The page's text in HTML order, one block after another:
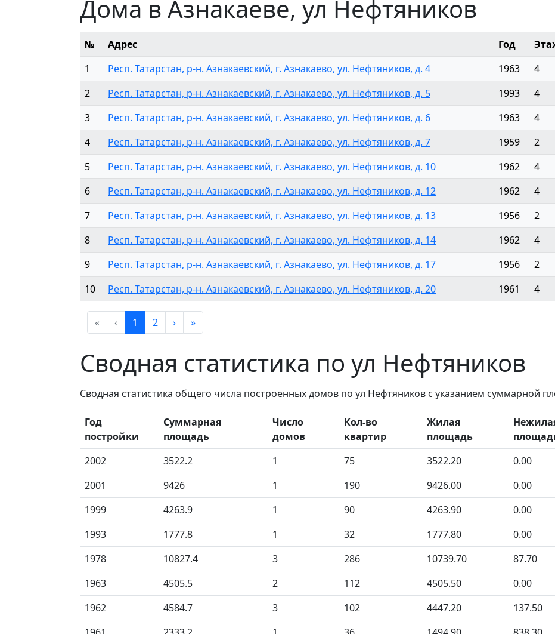
Дома в Азнакаеве, ул Нефтяников
№ Адрес Год
1
Респ. Татарстан, р-н. Азнакаевский, г. Азнакаево, ул. Нефтяников, д. 4 1963 4
2
Респ. Татарстан, р-н. Азнакаевский, г. Азнакаево, ул. Нефтяников, д. 5 1993 4
3
Респ. Татарстан, р-н. Азнакаевский, г. Азнакаево, ул. Нефтяников, д. 6 1963 4
4
Респ. Татарстан, р-н. Азнакаевский, г. Азнакаево, ул. Нефтяников, д. 7 1959 2
5
Респ. Татарстан, р-н. Азнакаевский, г. Азнакаево, ул. Нефтяников, д. 10 1962 4
6
Респ. Татарстан, р-н. Азнакаевский, г. Азнакаево, ул. Нефтяников, д. 12 1962 4
7
Респ. Татарстан, р-н. Азнакаевский, г. Азнакаево, ул. Нефтяников, д. 13 1956 2
8
Респ. Татарстан, р-н. Азнакаевский, г. Азнакаево, ул. Нефтяников, д. 14 1962 4
9
Респ. Татарстан, р-н. Азнакаевский, г. Азнакаево, ул. Нефтяников, д. 17 1956 2
10
Респ. Татарстан, р-н. Азнакаевский, г. Азнакаево, ул. Нефтяников, д. 20 1961 4
« ‹ 1 2 › »
Сводная статистика по ул Нефтяников
Сводная статистика общего числа построенных домов по ул Нефтяников с указанием суммарной
Год
постройки
Суммарная
площадь
Число
домов
Кол-во
квартир
Жилая
площадь
2002
3522.2 1 75 3522.20 0.00
2001
9426 1 190 9426.00 0.00
1999
4263.9 1 90 4263.90 0.00
1993
1777.8 1 32 1777.80 0.00
1978
10827.4 3 286 10739.70 87.70
1963
4505.5 2 112 4505.50 0.00
1962
4584.7 3 102 4447.20 137.50